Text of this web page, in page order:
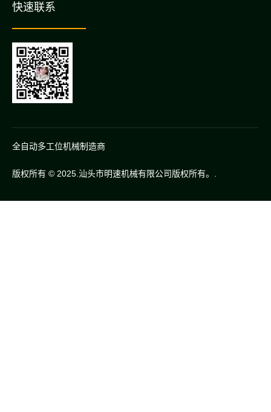
快速联系
全自动多工位机械制造商
版权所有 © 2025.汕头市明速机械有限公司版权所有。.